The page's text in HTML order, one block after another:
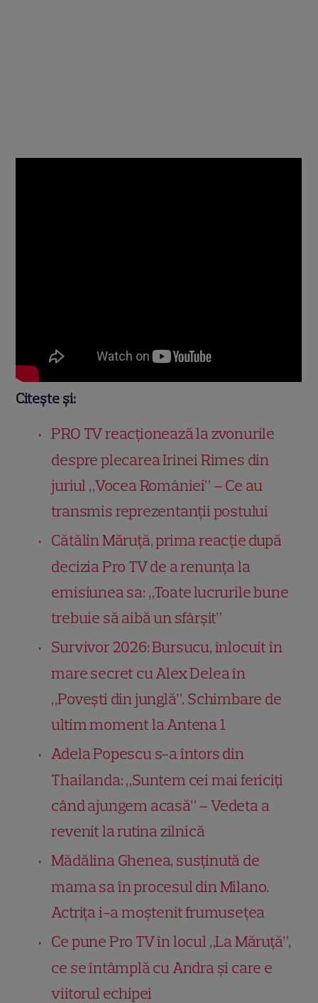
Citește și:
PRO TV reacționează la zvonurile
despre plecarea Irinei Rimes din
juriul „Vocea României” – Ce au
transmis reprezentanții postului
Cătălin Măruță, prima reacție după
decizia Pro TV de a renunța la
emisiunea sa: „Toate lucrurile bune
trebuie să aibă un sfârșit”
Survivor 2026: Bursucu, înlocuit în
mare secret cu Alex Delea în
„Povești din junglă”. Schimbare de
ultim moment la Antena 1
Adela Popescu s-a întors din
Thailanda: „Suntem cei mai fericiți
când ajungem acasă” – Vedeta a
revenit la rutina zilnică
Mădălina Ghenea, susținută de
mama sa în procesul din Milano.
Actrița i-a moștenit frumusețea
Ce pune Pro TV în locul „La Măruță”,
ce se întâmplă cu Andra și care e
viitorul echipei